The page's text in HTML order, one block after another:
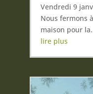
Vendredi 9
Nous fermons
maison pour
lire plus